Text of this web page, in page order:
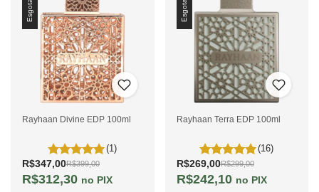
Rayhaan Divine EDP 100ml
(1)
R$347,00R$399,00
R$312,30 PIX
Rayhaan Terra EDP 100ml
(16)
R$269,00R$299,00
R$242,10 PIX